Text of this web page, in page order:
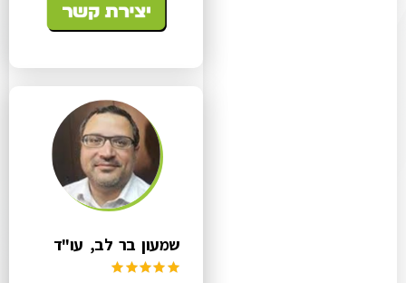
שמעון בר לב, עו"ד